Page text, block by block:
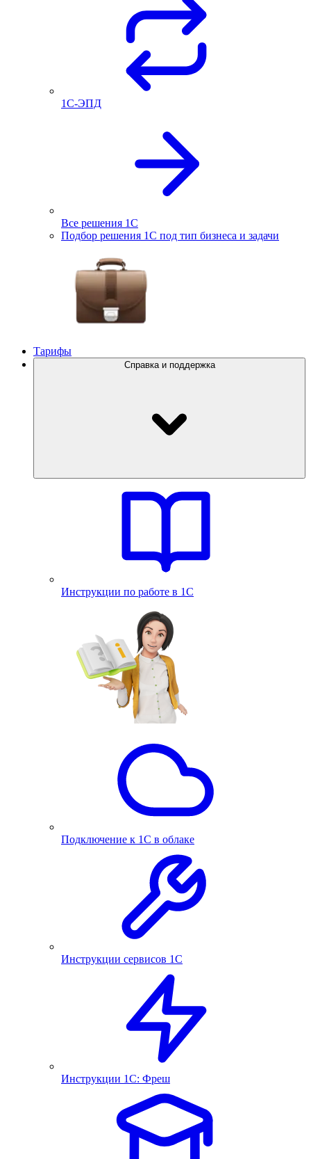
1С-ЭПД
Все решения 1С
Подбор решения 1С под тип бизнеса и задачи
Тарифы
Справка и поддержка
Инструкции по работе в 1С
Подключение к 1С в облаке
Инструкции сервисов 1С
Инструкции 1С: Фреш